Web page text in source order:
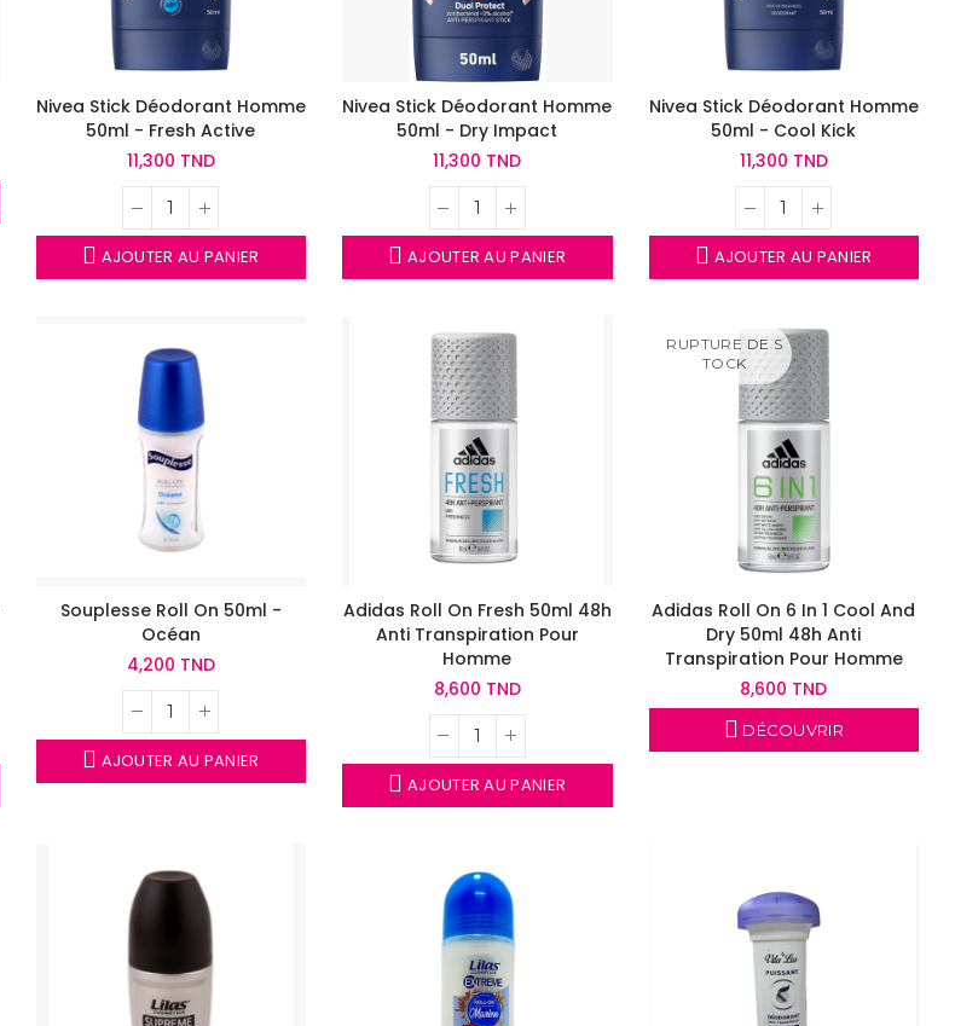
Nivea Stick Déodorant Homme
50ml - Fresh Active
11,300 TND
AJOUTER AU PANIER
Nivea Stick Déodorant Homme
50ml - Dry Impact
11,300 TND
AJOUTER AU PANIER
Nivea Stick Déodorant Homme
50ml - Cool Kick
11,300 TND
AJOUTER AU PANIER
Souplesse Roll On 50ml -
Océan
4,200 TND
AJOUTER AU PANIER
Adidas Roll On Fresh 50ml 48h
Anti Transpiration Pour
Homme
8,600 TND
AJOUTER AU PANIER
RUPTURE DE S
TOCK
Adidas Roll On 6 In 1 Cool And
Dry 50ml 48h Anti
Transpiration Pour Homme
8,600 TND
DÉCOUVRIR